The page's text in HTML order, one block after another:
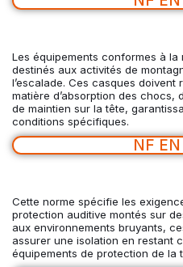
Les équipements conformes à la
destinés aux activités de
l’escalade. Ces casques
matière d’absorption des
de maintien sur la tête,
conditions spécifiques.
NF
Cette norme spécifie les
protection auditive montés sur
aux environnements bruyants,
assurer une isolation en restant
équipements de protection de la